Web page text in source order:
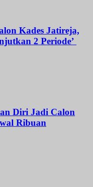
Kades Jatireja,
2 Periode’
Diri Jadi Calon
Ribuan